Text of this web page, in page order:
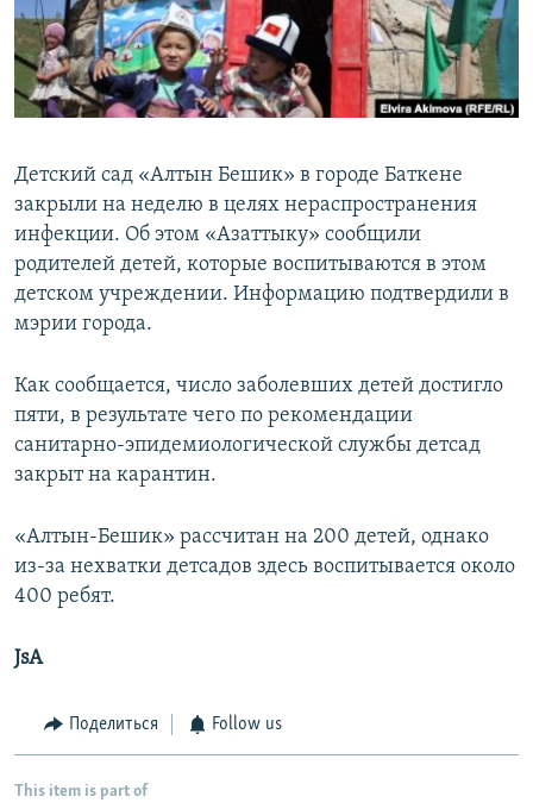
Детский сад «Алтын Бешик» в городе Баткене
закрыли на неделю в целях нераспространения
инфекции. Об этом «Азаттыку» сообщили
родителей детей, которые воспитываются в этом
детском учреждении. Информацию подтвердили в
мэрии города.
Как сообщается, число заболевших детей достигло
пяти, в результате чего по рекомендации
санитарно-эпидемиологической службы детсад
закрыт на карантин.
«Алтын-Бешик» рассчитан на 200 детей, однако
из-за нехватки детсадов здесь воспитывается около
400 ребят.
JsA
Поделиться Follow us
This item is part of